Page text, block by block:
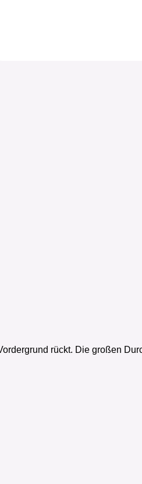
rückt. Die großen